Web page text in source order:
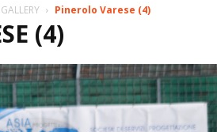
Pinerolo Varese (4)
(4)